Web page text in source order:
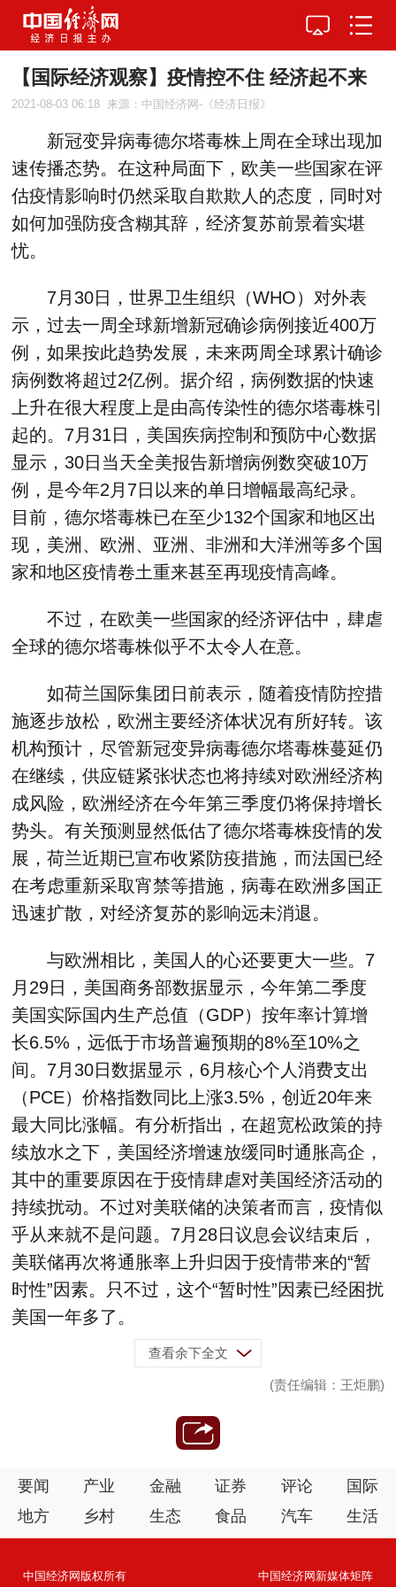
【国际经济观察】疫情控不住 经济起不来
2021-08-03 06:18 来源：中国经济网-《经济日报》
新冠变异病毒德尔塔毒株上周在全球出现加
速传播态势。在这种局面下，欧美一些国家在评
估疫情影响时仍然采取自欺欺人的态度，同时对
如何加强防疫含糊其辞，经济复苏前景着实堪
忧。
7月30日，世界卫生组织（WHO）对外表
示，过去一周全球新增新冠确诊病例接近400万
例，如果按此趋势发展，未来两周全球累计确诊
病例数将超过2亿例。据介绍，病例数据的快速
上升在很大程度上是由高传染性的德尔塔毒株引
起的。7月31日，美国疾病控制和预防中心数据
显示，30日当天全美报告新增病例数突破10万
例，是今年2月7日以来的单日增幅最高纪录。
目前，德尔塔毒株已在至少132个国家和地区出
现，美洲、欧洲、亚洲、非洲和大洋洲等多个国
家和地区疫情卷土重来甚至再现疫情高峰。
不过，在欧美一些国家的经济评估中，肆虐
全球的德尔塔毒株似乎不太令人在意。
如荷兰国际集团日前表示，随着疫情防控措
施逐步放松，欧洲主要经济体状况有所好转。该
机构预计，尽管新冠变异病毒德尔塔毒株蔓延仍
在继续，供应链紧张状态也将持续对欧洲经济构
成风险，欧洲经济在今年第三季度仍将保持增长
势头。有关预测显然低估了德尔塔毒株疫情的发
展，荷兰近期已宣布收紧防疫措施，而法国已经
在考虑重新采取宵禁等措施，病毒在欧洲多国正
迅速扩散，对经济复苏的影响远未消退。
与欧洲相比，美国人的心还要更大一些。7
月29日，美国商务部数据显示，今年第二季度
美国实际国内生产总值（GDP）按年率计算增
长6.5%，远低于市场普遍预期的8%至10%之
间。7月30日数据显示，6月核心个人消费支出
（PCE）价格指数同比上涨3.5%，创近20年来
最大同比涨幅。有分析指出，在超宽松政策的持
续放水之下，美国经济增速放缓同时通胀高企，
其中的重要原因在于疫情肆虐对美国经济活动的
持续扰动。不过对美联储的决策者而言，疫情似
乎从来就不是问题。7月28日议息会议结束后，
美联储再次将通胀率上升归因于疫情带来的“暂
时性”因素。只不过，这个“暂时性”因素已经困扰
美国一年多了。
查看余下全文
(责任编辑：王炬鹏)
要闻 产业 金融 证券 评论
国际
地方
乡村 生态 食品 汽车 生活
中国经济网版权所有 中国经济网新媒体矩阵